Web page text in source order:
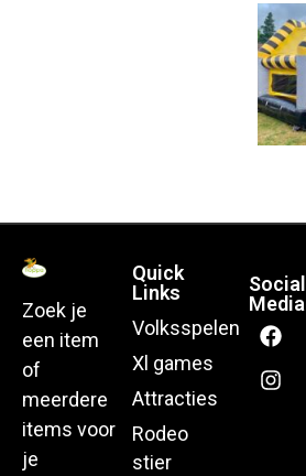
Zoek je
een item
of
meerdere
items voor
je
Quick
Links
Volksspelen
Xl games
Attracties
Rodeo
stier
Social
Media